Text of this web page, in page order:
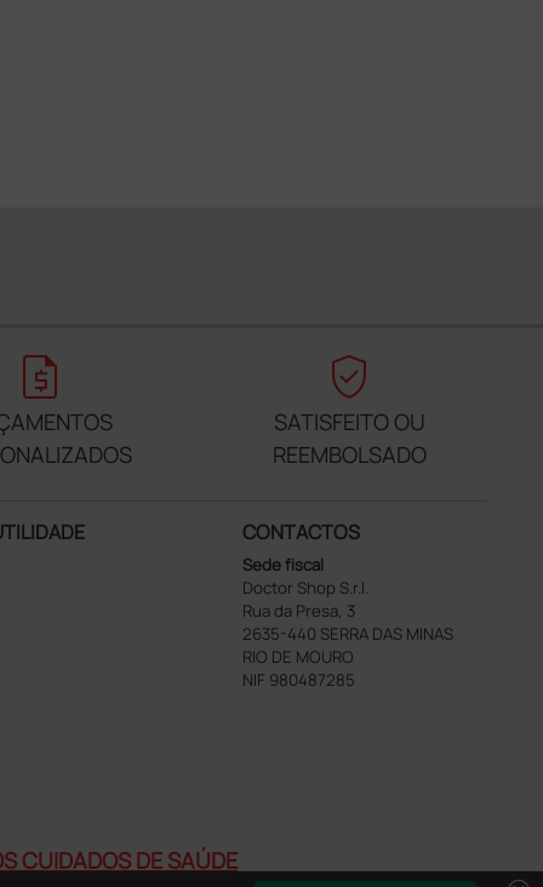
request_quote verified_user
SATISFEITO OU
REEMBOLSADO
CONTACTOS
Sede fiscal
Doctor Shop S.r.l.
Rua da Presa, 3
2635-440 SERRA DAS MINAS
RIO DE MOURO
NIF 980487285
CUIDADOS DE SAÚDE